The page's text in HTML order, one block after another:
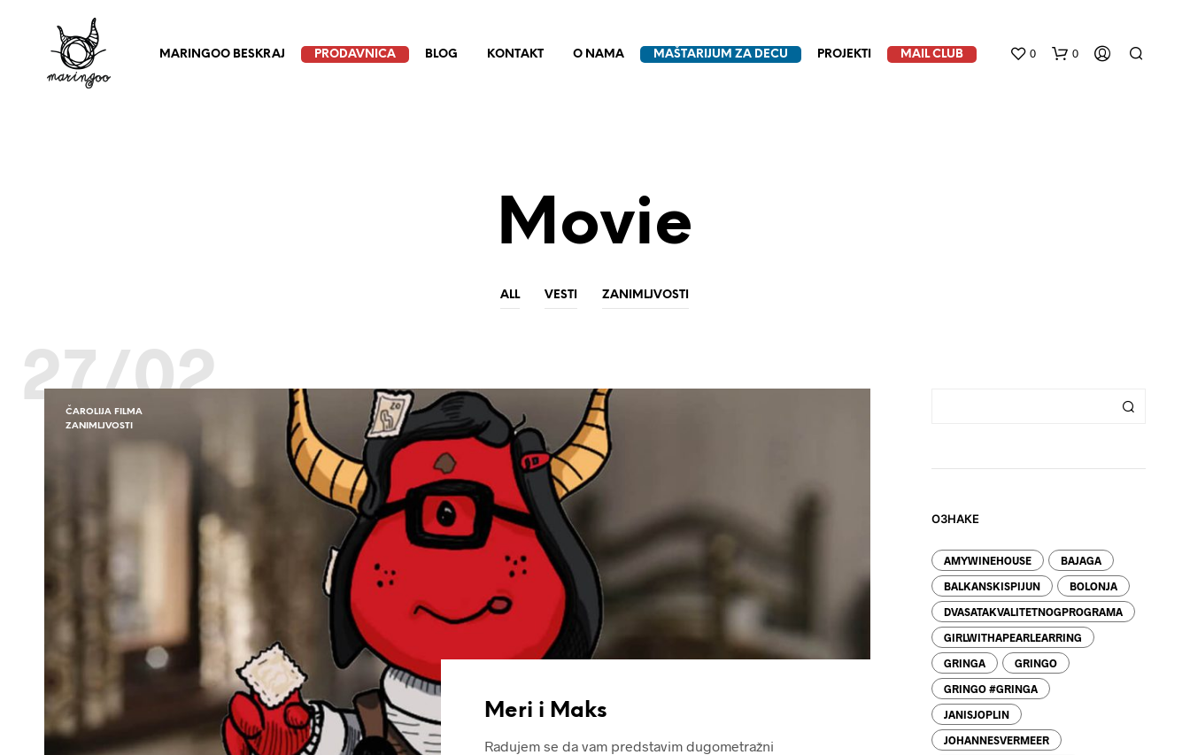
MARINGOO BESKRAJ PRODAVNICA BLOG KONTAKT O NAMA MAŠTARIJUM ZA DECU PROJEKTI MAIL CLUB 0 0
A
P
I
.
Movie
ALL VESTI ZANIMLJVOSTI
27/02
ČAROLIJA FILMA
ZANIMLJVOSTI
Meri i Maks
Radujem se da vam predstavim dugometražni
ОЗНАКЕ
AMYWINEHOUSE BAJAGA
BALKANSKISPIJUN BOLONJA
DVASATAKVALITETNOGPROGRAMA
GIRLWITHAPEARLEARRING
GRINGA GRINGO
GRINGO #GRINGA
JANISJOPLIN
JOHANNESVERMEER